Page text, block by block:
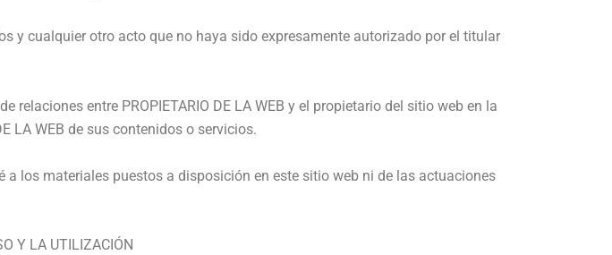
y cualquier otro acto que no haya sido expresamente autorizado por el titular
entre PROPIETARIO DE LA WEB y el propietario del sitio web en la
LA WEB de sus contenidos o servicios.
a los materiales puestos a disposición en este sitio web ni de las actuaciones
Y LA UTILIZACIÓN